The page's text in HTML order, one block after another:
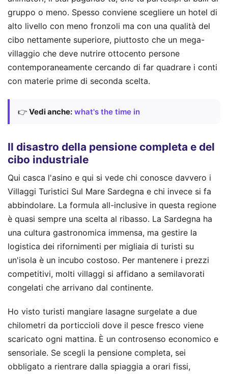
gruppo o meno. Spesso conviene scegliere un hotel di
alto livello con meno fronzoli ma con una qualità del
cibo nettamente superiore, piuttosto che un mega-
villaggio che deve nutrire ottocento persone
contemporaneamente cercando di far quadrare i conti
con materie prime di seconda scelta.
👉 Vedi anche: what's the time in
Il disastro della pensione completa e del
cibo industriale
Qui casca l'asino e qui si vede chi conosce davvero i
Villaggi Turistici Sul Mare Sardegna e chi invece si fa
abbindolare. La formula all-inclusive in questa regione
è quasi sempre una scelta al ribasso. La Sardegna ha
una cultura gastronomica immensa, ma gestire la
logistica dei rifornimenti per migliaia di turisti su
un'isola è un incubo costoso. Per mantenere i prezzi
competitivi, molti villaggi si affidano a semilavorati
congelati che arrivano dal continente.
Ho visto turisti mangiare lasagne surgelate a due
chilometri da porticcioli dove il pesce fresco viene
scaricato ogni mattina. È un controsenso economico e
sensoriale. Se scegli la pensione completa, sei
obbligato a rientrare dalla spiaggia a orari fissi,